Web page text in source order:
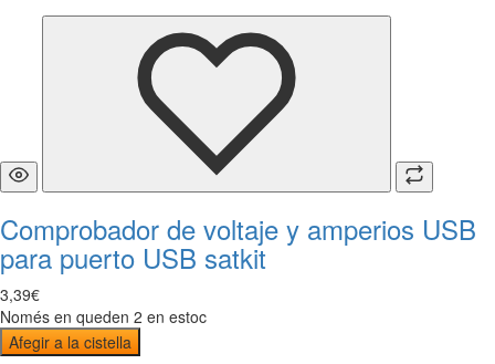
Comprobador de voltaje y amperios USB
para puerto USB satkit
3,39€
Només en queden 2 en estoc
Afegir a la cistella